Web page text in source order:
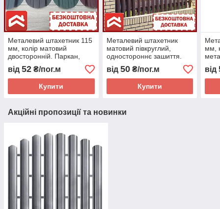
Металевий штахетник 115
мм, колір матовий
двосторонній. Паркан,
забор, огорожа, пліт.
від 52 ₴/пог.м
Купити
Металевий штахетник
матовий півкруглий,
одностороннє зашиття.
Паркан, забор, огорожа,
пліт.
від 50₴/пог.м
Купити
мм,
від
Акційні пропозиції та новинки